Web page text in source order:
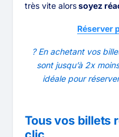
très vite alorssoyez
Réserver
? En achetant vos
sont jusqu’à 2x
idéale pour
Tous vos billets